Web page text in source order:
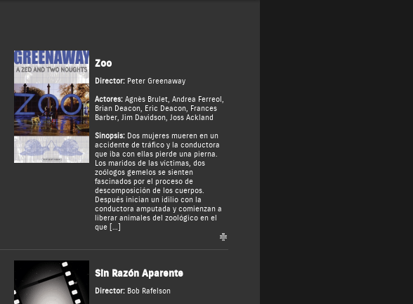
Zoo
Director: Peter Greenaway
Actores: Agnès Brulet, Andrea Ferreol ,
Brian Deacon, Eric Deacon, Frances
Barber, Jim Davidson, Joss Ackland
Sinopsis:Dos mujeres mueren en un
accidente de tráfico y la conductora
que iba con ellas pierde una pierna.
Los maridos de las víctimas, dos
zoólogos gemelos se sienten
fascinados por el proceso de
descomposición de los cuerpos.
Después inician un idilio con la
conductora amputada y comienzan a
liberar animales del zoológico en el
que […]
Sin Razón Aparente
Director: Bob Rafelson